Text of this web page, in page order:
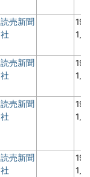
読売新聞
社
1
読売新聞
社
1
読売新聞
社
1
読売新聞
社
1